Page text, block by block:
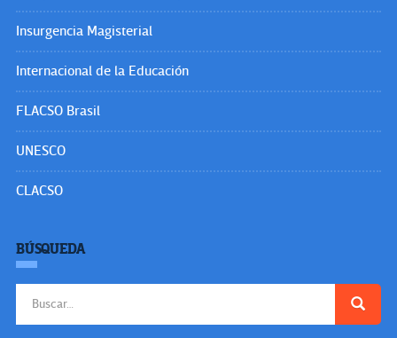
Insurgencia Magisterial
Internacional de la Educación
FLACSO Brasil
UNESCO
CLACSO
BÚSQUEDA